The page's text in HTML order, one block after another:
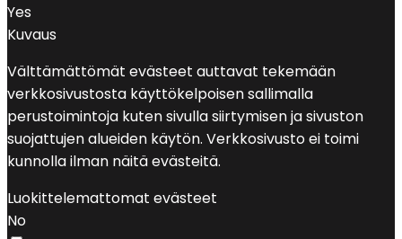
Yes
Kuvaus
Välttämättömät evästeet auttavat tekemään
verkkosivustosta käyttökelpoisen sallimalla
perustoimintoja kuten sivulla siirtymisen ja sivuston
suojattujen alueiden käytön. Verkkosivusto ei toimi
kunnolla ilman näitä evästeitä.
Luokittelemattomat evästeet
No